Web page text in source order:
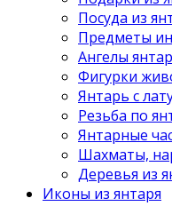
Посуда из
Предметы
Ангелы
Фигурки
Янтарь с
Резьба по
Янтарные
Шахматы,
Деревья из
Иконы из янтаря